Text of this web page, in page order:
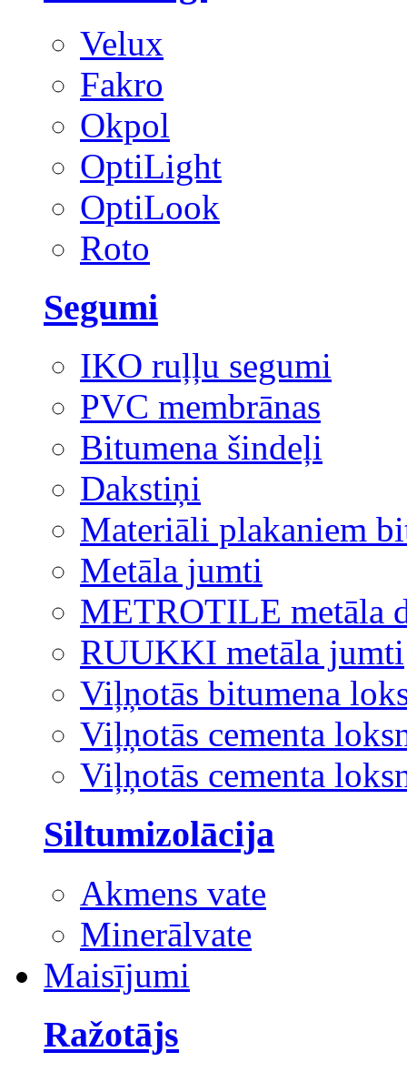
Velux
Fakro
Okpol
OptiLight
OptiLook
Roto
Segumi
IKO ruļļu segumi
PVC membrānas
Bitumena šindeļi
Dakstiņi
Materiāli plakaniem
Metāla jumti
METROTILE metāla
RUUKKI metāla jumti
Viļņotās bitumena
Viļņotās cementa
Viļņotās cementa
Siltumizolācija
Akmens vate
Minerālvate
Maisījumi
Ražotājs